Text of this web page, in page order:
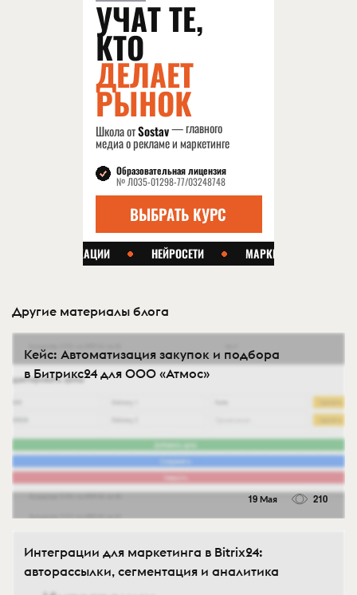
Другие материалы блога
Кейс: Автоматизация закупок и подбора
в Битрикс24 для ООО «Атмос»
19 Мая 210
Интеграции для маркетинга в Bitrix24:
авторассылки, сегментация и аналитика